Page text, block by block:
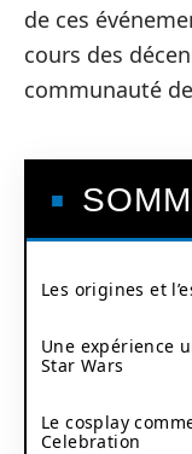
de ces
cours des
communauté
Les origines et
Une expérience
Star Wars
Le cosplay
Celebration